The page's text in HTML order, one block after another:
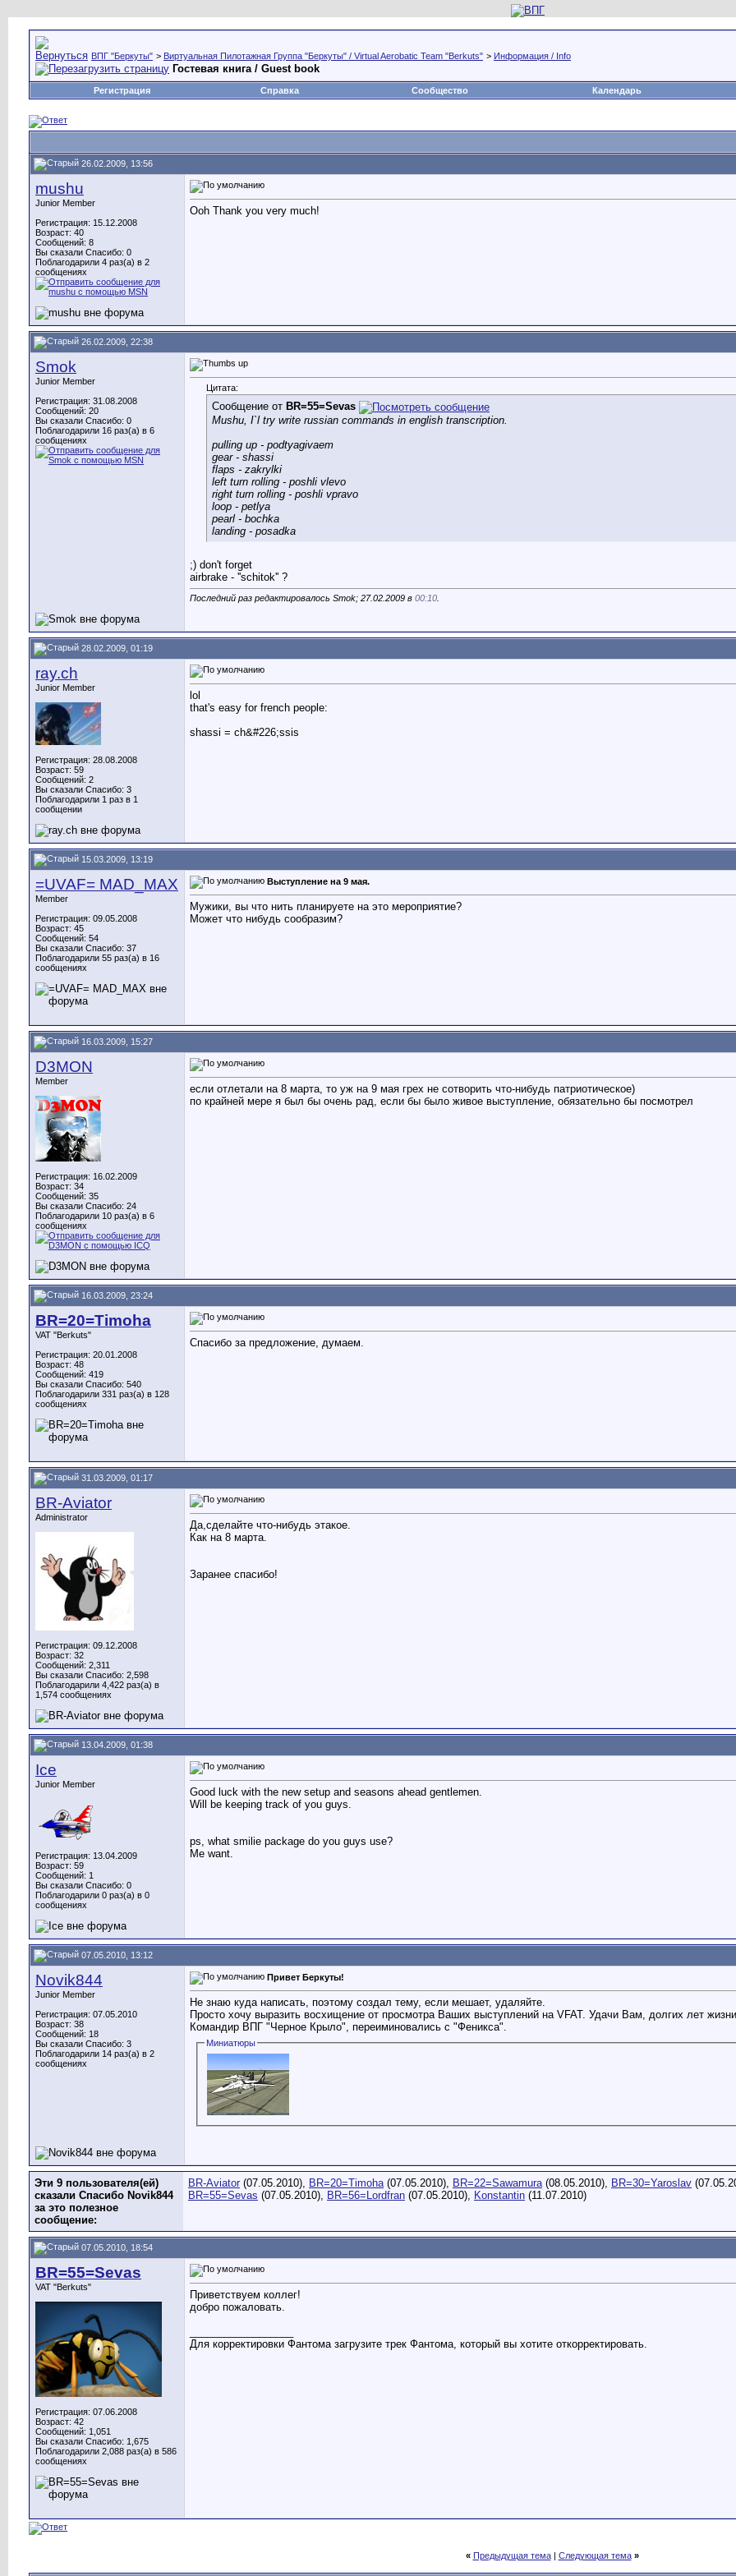
ВПГ "Беркуты" > Виртуальная Пилотажная Группа "Беркуты" / Virtual Aerobatic Team "Berkuts" > Информация / Info
Гостевая книга / Guest book
Регистрация Справка Сообщество Календарь
26.02.2009, 13:56
mushu
Junior Member
Регистрация: 15.12.2008
Возраст: 40
Сообщений: 8
Вы сказали Спасибо: 0
Поблагодарили 4 раз(а) в 2
сообщениях
Ooh Thank you very much!
26.02.2009, 22:38
Smok
Junior Member
Регистрация: 31.08.2008
Сообщений: 20
Вы сказали Спасибо: 0
Поблагодарили 16 раз(а) в 6
сообщениях
Цитата:
Сообщение от BR=55=Sevas
Mushu, I`l try write russian commands in english transcription.
pulling up - podtyagivaem
gear - shassi
flaps - zakrylki
left turn rolling - poshli vlevo
right turn rolling - poshli vpravo
loop - petlya
pearl - bochka
landing - posadka
;) don't forget
airbrake - ''schitok'' ?
Последний раз редактировалось Smok; 27.02.2009 в 00:10
28.02.2009, 01:19
ray.ch
Junior Member
Регистрация: 28.08.2008
Возраст: 59
Сообщений: 2
Вы сказали Спасибо: 3
Поблагодарили 1 раз в 1
сообщении
lol
that's easy for french people:
shassi = ch&#226;ssis
15.03.2009, 13:19
=UVAF= MAD_MAX
Member
Регистрация: 09.05.2008
Возраст: 45
Сообщений: 54
Вы сказали Спасибо: 37
Поблагодарили 55 раз(а) в 16
сообщениях
Выступление на 9 мая.
Мужики, вы что нить планируете на это мероприятие?
Может что нибудь сообразим?
16.03.2009, 15:27
D3MON
Member
Регистрация: 16.02.2009
Возраст: 34
Сообщений: 35
Вы сказали Спасибо: 24
Поблагодарили 10 раз(а) в 6
сообщениях
если отлетали на 8 марта, то уж на 9 мая грех не сотворить что-нибудь патриотическое)
по крайней мере я был бы очень рад, если бы было живое выступление, обязательно бы посмотрел
16.03.2009, 23:24
BR=20=Timoha
VAT "Berkuts"
Регистрация: 20.01.2008
Возраст: 48
Сообщений: 419
Вы сказали Спасибо: 540
Поблагодарили 331 раз(а) в 128
сообщениях
Спасибо за предложение, думаем.
31.03.2009, 01:17
BR-Aviator
Administrator
Регистрация: 09.12.2008
Возраст: 32
Сообщений: 2,311
Вы сказали Спасибо: 2,598
Поблагодарили 4,422 раз(а) в
1,574 сообщениях
Да,сделайте что-нибудь этакое.
Как на 8 марта.
Заранее спасибо!
13.04.2009, 01:38
Ice
Junior Member
Регистрация: 13.04.2009
Возраст: 59
Сообщений: 1
Вы сказали Спасибо: 0
Поблагодарили 0 раз(а) в 0
сообщениях
Good luck with the new setup and seasons ahead gentlemen.
Will be keeping track of you guys.
ps, what smilie package do you guys use?
Me want.
07.05.2010, 13:12
Novik844
Junior Member
Регистрация: 07.05.2010
Возраст: 38
Сообщений: 18
Вы сказали Спасибо: 3
Поблагодарили 14 раз(а) в 2
сообщениях
Привет Беркуты!
Не знаю куда написать, поэтому создал тему, если мешает, удаляйте.
Просто хочу выразить восхищение от просмотра Ваших выступлений на VFAT. Удачи Вам, долгих лет
Командир ВПГ "Черное Крыло", переиминовались с "Феникса".
Миниатюры
Эти 9 пользователя(ей)
сказали Спасибо Novik844
за это полезное
сообщение:
BR-Aviator (07.05.2010), BR=20=Timoha(07.05.2010), BR=22=Sawamura(08.05.2010), BR=30=Yaroslav
BR=55=Sevas (07.05.2010), BR=56=Lordfran (07.05.2010), Konstantin (11.07.2010)
07.05.2010, 18:54
BR=55=Sevas
VAT "Berkuts"
Регистрация: 07.06.2008
Возраст: 42
Сообщений: 1,051
Вы сказали Спасибо: 1,675
Поблагодарили 2,088 раз(а) в 586
сообщениях
Приветствуем коллег!
добро пожаловать.
Для корректировки Фантома загрузите трек Фантома, который вы хотите откорректировать.
« Предыдущая тема| Следующая тема »